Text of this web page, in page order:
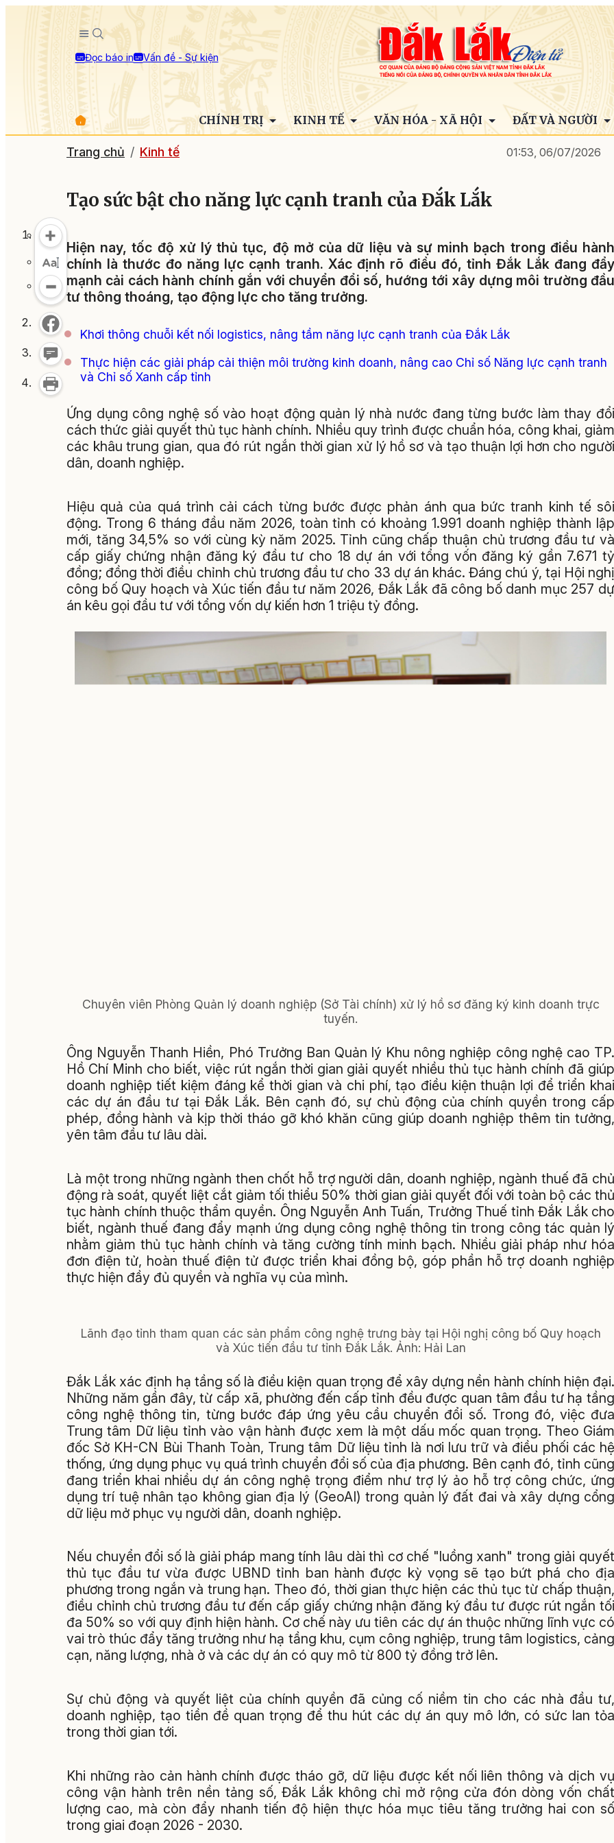
Đọc báo in Vấn đề - Sự kiện
CHÍNH TRỊ KINH TẾ VĂN HÓA - XÃ HỘI ĐẤT VÀ NGƯỜI
Trang chủ Kinh tế 01:53, 06/07/2026
Tạo sức bật cho năng lực cạnh tranh của Đắk Lắk
Hiện nay, tốc độ xử lý thủ tục, độ mở của dữ liệu và sự minh bạch trong điều hành
chính là thước đo năng lực cạnh tranh. Xác định rõ điều đó, tỉnh Đắk Lắk đang đẩy
mạnh cải cách hành chính gắn với chuyển đổi số, hướng tới xây dựng môi trường đầu
tư thông thoáng, tạo động lực cho tăng trưởng.
Khơi thông chuỗi kết nối logistics, nâng tầm năng lực cạnh tranh của Đắk Lắk
Thực hiện các giải pháp cải thiện môi trường kinh doanh, nâng cao Chỉ số Năng lực cạnh tranh
và Chỉ số Xanh cấp tỉnh
Ứng dụng công nghệ số vào hoạt động quản lý nhà nước đang từng bước làm thay đổi
cách thức giải quyết thủ tục hành chính. Nhiều quy trình được chuẩn hóa, công khai, giảm
các khâu trung gian, qua đó rút ngắn thời gian xử lý hồ sơ và tạo thuận lợi hơn cho người
dân, doanh nghiệp.
Hiệu quả của quá trình cải cách từng bước được phản ánh qua bức tranh kinh tế sôi
động. Trong 6 tháng đầu năm 2026, toàn tỉnh có khoảng 1.991 doanh nghiệp thành lập
mới, tăng 34,5% so với cùng kỳ năm 2025. Tỉnh cũng chấp thuận chủ trương đầu tư và
cấp giấy chứng nhận đăng ký đầu tư cho 18 dự án với tổng vốn đăng ký gần 7.671 tỷ
đồng; đồng thời điều chỉnh chủ trương đầu tư cho 33 dự án khác. Đáng chú ý, tại Hội nghị
công bố Quy hoạch và Xúc tiến đầu tư năm 2026, Đắk Lắk đã công bố danh mục 257 dự
án kêu gọi đầu tư với tổng vốn dự kiến hơn 1 triệu tỷ đồng.
Chuyên viên Phòng Quản lý doanh nghiệp (Sở Tài chính) xử lý hồ sơ đăng ký kinh doanh trực
tuyến.
Ông Nguyễn Thanh Hiền, Phó Trưởng Ban Quản lý Khu nông nghiệp công nghệ cao TP.
Hồ Chí Minh cho biết, việc rút ngắn thời gian giải quyết nhiều thủ tục hành chính đã giúp
doanh nghiệp tiết kiệm đáng kể thời gian và chi phí, tạo điều kiện thuận lợi để triển khai
các dự án đầu tư tại Đắk Lắk. Bên cạnh đó, sự chủ động của chính quyền trong cấp
phép, đồng hành và kịp thời tháo gỡ khó khăn cũng giúp doanh nghiệp thêm tin tưởng,
yên tâm đầu tư lâu dài.
Là một trong những ngành then chốt hỗ trợ người dân, doanh nghiệp, ngành thuế đã chủ
động rà soát, quyết liệt cắt giảm tối thiểu 50% thời gian giải quyết đối với toàn bộ các thủ
tục hành chính thuộc thẩm quyền. Ông Nguyễn Anh Tuấn, Trưởng Thuế tỉnh Đắk Lắk cho
biết, ngành thuế đang đẩy mạnh ứng dụng công nghệ thông tin trong công tác quản lý
nhằm giảm thủ tục hành chính và tăng cường tính minh bạch. Nhiều giải pháp như hóa
đơn điện tử, hoàn thuế điện tử được triển khai đồng bộ, góp phần hỗ trợ doanh nghiệp
thực hiện đầy đủ quyền và nghĩa vụ của mình.
Lãnh đạo tỉnh tham quan các sản phẩm công nghệ trưng bày tại Hội nghị công bố Quy hoạch
và Xúc tiến đầu tư tỉnh Đắk Lắk. Ảnh: Hải Lan
Đắk Lắk xác định hạ tầng số là điều kiện quan trọng để xây dựng nền hành chính hiện đại.
Những năm gần đây, từ cấp xã, phường đến cấp tỉnh đều được quan tâm đầu tư hạ tầng
công nghệ thông tin, từng bước đáp ứng yêu cầu chuyển đổi số. Trong đó, việc đưa
Trung tâm Dữ liệu tỉnh vào vận hành được xem là một dấu mốc quan trọng. Theo Giám
đốc Sở KH-CN Bùi Thanh Toàn, Trung tâm Dữ liệu tỉnh là nơi lưu trữ và điều phối các hệ
thống, ứng dụng phục vụ quá trình chuyển đổi số của địa phương. Bên cạnh đó, tỉnh cũng
đang triển khai nhiều dự án công nghệ trọng điểm như trợ lý ảo hỗ trợ công chức, ứng
dụng trí tuệ nhân tạo không gian địa lý (GeoAI) trong quản lý đất đai và xây dựng cổng
dữ liệu mở phục vụ người dân, doanh nghiệp.
Nếu chuyển đổi số là giải pháp mang tính lâu dài thì cơ chế "luồng xanh" trong giải quyết
thủ tục đầu tư vừa được UBND tỉnh ban hành được kỳ vọng sẽ tạo bứt phá cho địa
phương trong ngắn và trung hạn. Theo đó, thời gian thực hiện các thủ tục từ chấp thuận,
điều chỉnh chủ trương đầu tư đến cấp giấy chứng nhận đăng ký đầu tư được rút ngắn tối
đa 50% so với quy định hiện hành. Cơ chế này ưu tiên các dự án thuộc những lĩnh vực có
vai trò thúc đẩy tăng trưởng như hạ tầng khu, cụm công nghiệp, trung tâm logistics, cảng
cạn, năng lượng, nhà ở và các dự án có quy mô từ 800 tỷ đồng trở lên.
Sự chủ động và quyết liệt của chính quyền đã củng cố niềm tin cho các nhà đầu tư,
doanh nghiệp, tạo tiền đề quan trọng để thu hút các dự án quy mô lớn, có sức lan tỏa
trong thời gian tới.
Khi những rào cản hành chính được tháo gỡ, dữ liệu được kết nối liên thông và dịch vụ
công vận hành trên nền tảng số, Đắk Lắk không chỉ mở rộng cửa đón dòng vốn chất
lượng cao, mà còn đẩy nhanh tiến độ hiện thực hóa mục tiêu tăng trưởng hai con số
trong giai đoạn 2026 - 2030.